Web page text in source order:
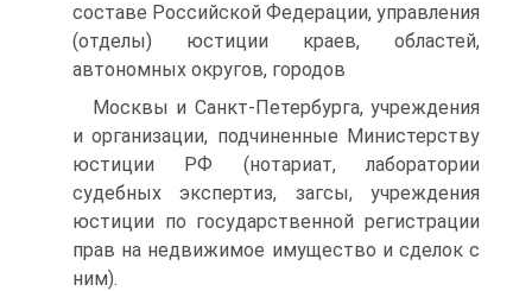
составе Российской Федерации, управления
(отделы) юстиции краев, областей,
автономных округов, городов
Москвы и Санкт-Петербурга, учреждения
и организации, подчиненные Министерству
юстиции РФ (нотариат, лаборатории
судебных экспертиз, загсы, учреждения
юстиции по государственной регистрации
прав на недвижимое имущество и сделок с
ним).